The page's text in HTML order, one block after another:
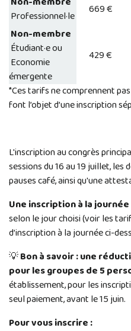
Professionnel·le
669 €
Non-membre
Étudiant·e ou
Economie
émergente
429 €
*Ces tarifs ne comprennent
font l’objet d’une inscription
L'inscription au congrès
sessions du 16 au 19 juillet, les
pauses café, ainsi qu'une
Une inscription à la
selon le jour choisi (voir les
d’inscription à la journée ci-
💡Bon à savoir :une
pour les groupes de 5
établissement, pour les
seul paiement, avant le 15 juin.
Pour vous inscrire :